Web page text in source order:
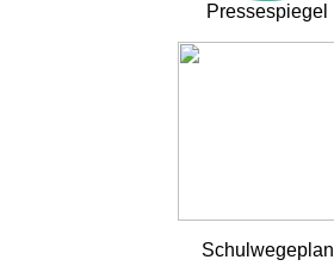
Pressespiegel
Schulwegeplan